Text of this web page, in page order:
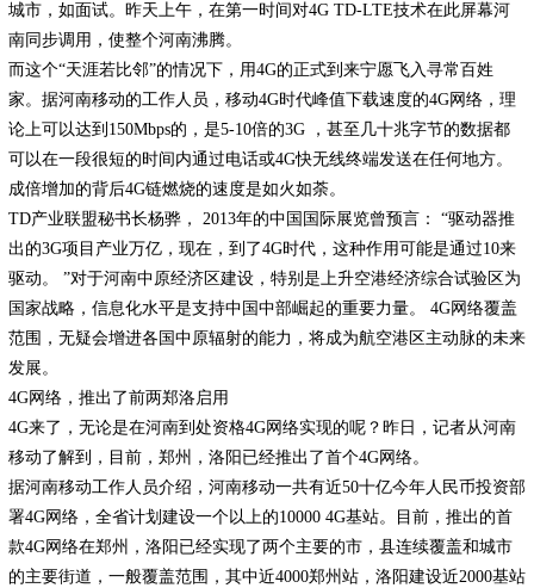
城市，如面试。昨天上午，在第一时间对4G TD-LTE技术在此屏幕河
南同步调用，使整个河南沸腾。
而这个“天涯若比邻”的情况下，用4G的正式到来宁愿飞入寻常百姓
家。据河南移动的工作人员，移动4G时代峰值下载速度的4G网络，理
论上可以达到150Mbps的，是5-10倍的3G ，甚至几十兆字节的数据都
可以在一段很短的时间内通过电话或4G快无线终端发送在任何地方。
成倍增加的背后4G链燃烧的速度是如火如荼。
TD产业联盟秘书长杨骅， 2013年的中国国际展览曾预言： “驱动器推
出的3G项目产业万亿，现在，到了4G时代，这种作用可能是通过10来
驱动。 ”对于河南中原经济区建设，特别是上升空港经济综合试验区为
国家战略，信息化水平是支持中国中部崛起的重要力量。 4G网络覆盖
范围，无疑会增进各国中原辐射的能力，将成为航空港区主动脉的未来
发展。
4G网络，推出了前两郑洛启用
4G来了，无论是在河南到处资格4G网络实现的呢？昨日，记者从河南
移动了解到，目前，郑州，洛阳已经推出了首个4G网络。
据河南移动工作人员介绍，河南移动一共有近50十亿今年人民币投资部
署4G网络，全省计划建设一个以上的10000 4G基站。目前，推出的首
款4G网络在郑州，洛阳已经实现了两个主要的市，县连续覆盖和城市
的主要街道，一般覆盖范围，其中近4000郑州站，洛阳建设近2000基站